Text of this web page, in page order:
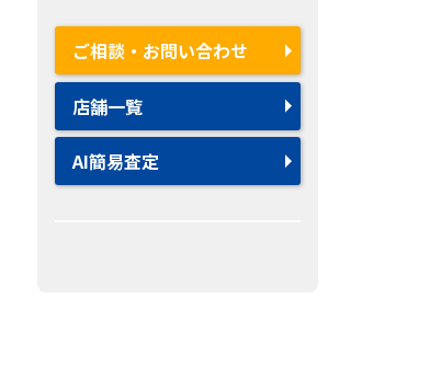
ご相談・お問い合わせ
店舗一覧
AI簡易査定